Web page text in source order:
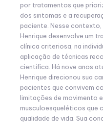
por tratamentos que
dos sintomas e a
paciente. Nesse
Henrique desenvolve um
clínica criteriosa, na
aplicação de técnicas
científica. Há nove anos
Henrique direcionou sua
pacientes que convivem
limitações de movimento
musculoesqueléticos que
qualidade de vida. Sua